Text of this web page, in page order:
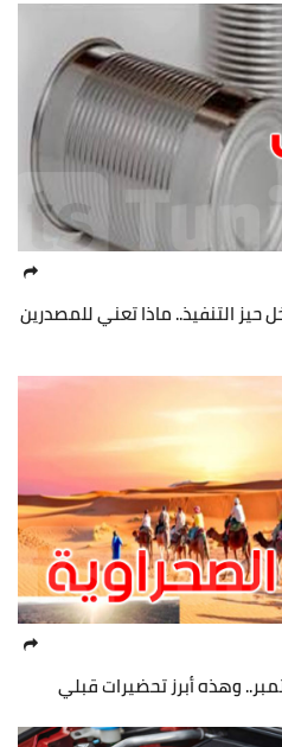
حيز التنفيذ.. ماذا تعني للمصدرين
وهذه أبرز تحضيرات قبلي